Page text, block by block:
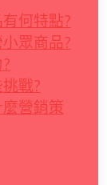
何特點?
眾商品?
戰?
營銷策